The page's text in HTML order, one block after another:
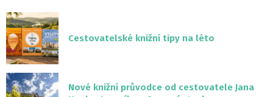
Cestovatelské knižní tipy na léto
Nové knižní průvodce od cestovatele Jana